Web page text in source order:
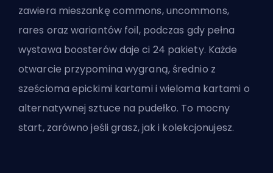
zawiera mieszankę commons, uncommons,
rares oraz wariantów foil, podczas gdy pełna
wystawa boosterów daje ci 24 pakiety. Każde
otwarcie przypomina wygraną, średnio z
sześcioma epickimi kartami i wieloma kartami o
alternatywnej sztuce na pudełko. To mocny
start, zarówno jeśli grasz, jak i kolekcjonujesz.